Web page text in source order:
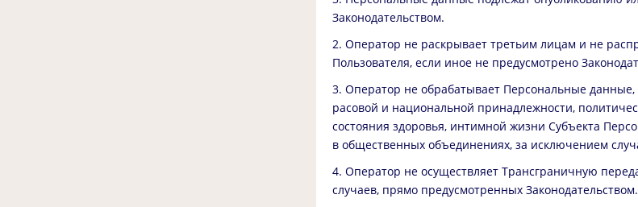
Законодательством.
2. Оператор не раскрывает третьим лицам и не
Пользователя, если иное не предусмотрено
3. Оператор не обрабатывает Персональные
расовой и национальной принадлежности,
состояния здоровья, интимной жизни Субъекта
в общественных объединениях, за исключением
4. Оператор не осуществляет Трансграничную
случаев, прямо предусмотренных Законодательством.